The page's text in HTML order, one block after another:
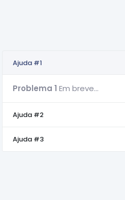
Ajuda #1
Problema 1 Em breve...
Ajuda #2
Ajuda #3